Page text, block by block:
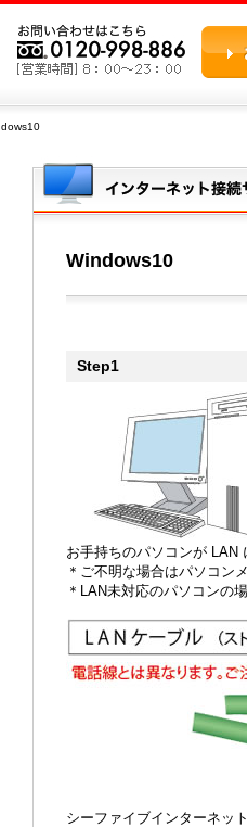
Windows10
Step1
お手持ちのパソコンが LAN
＊ご不明な場合はパソコン
＊LAN未対応のパソコンの
シーファイブインターネッ